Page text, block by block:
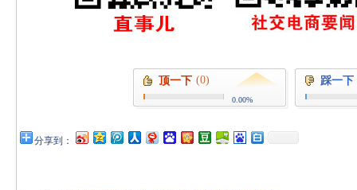
顶一下 (0)
0.00%
踩一下
分享到：